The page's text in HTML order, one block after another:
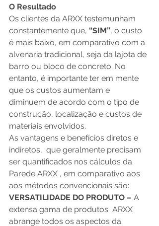
O Resultado
Os clientes da ARXX testemunham
constantemente que, “SIM”, o custo
é mais baixo, em comparativo com a
alvenaria tradicional, seja da lajota de
barro ou bloco de concreto. No
entanto, é importante ter em mente
que os custos aumentam e
diminuem de acordo com o tipo de
construção, localização e custos de
materiais envolvidos.
As vantagens e benefícios diretos e
indiretos,  que geralmente precisam
ser quantificados ​​nos cálculos da
Parede ARXX , em comparativo aos
aos métodos convencionais são:
VERSATILIDADE DO PRODUTO – A
extensa gama de produtos  ARXX
abrange todos os aspectos da